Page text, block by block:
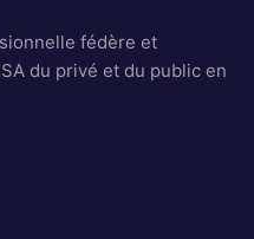
fédère et
du privé et du public en